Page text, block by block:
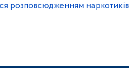
розповсюдженням наркотиків